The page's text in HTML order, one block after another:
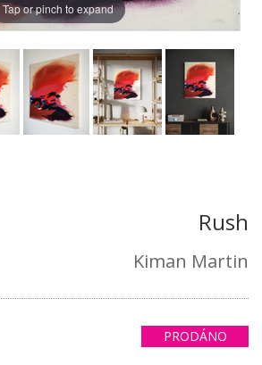
Tap or pinch to expand
Rush
Kiman Martin
PRODÁNO